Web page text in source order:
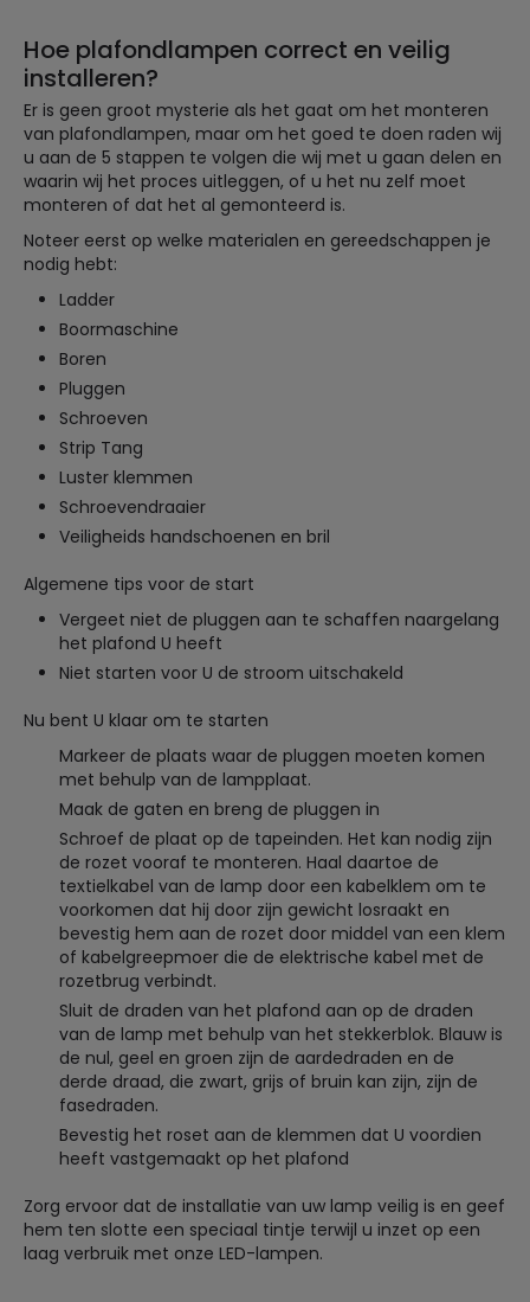
Hoe plafondlampen correct en veilig
installeren?
Er is geen groot mysterie als het gaat om het monteren
van plafondlampen, maar om het goed te doen raden wij
u aan de 5 stappen te volgen die wij met u gaan delen en
waarin wij het proces uitleggen, of u het nu zelf moet
monteren of dat het al gemonteerd is.
Noteer eerst op welke materialen en gereedschappen je
nodig hebt:
Ladder
Boormaschine
Boren
Pluggen
Schroeven
Strip Tang
Luster klemmen
Schroevendraaier
Veiligheids handschoenen en bril
Algemene tips voor de start
Vergeet niet de pluggen aan te schaffen naargelang
het plafond U heeft
Niet starten voor U de stroom uitschakeld
Nu bent U klaar om te starten
Markeer de plaats waar de pluggen moeten komen
met behulp van de lampplaat.
Maak de gaten en breng de pluggen in
Schroef de plaat op de tapeinden. Het kan nodig zijn
de rozet vooraf te monteren. Haal daartoe de
textielkabel van de lamp door een kabelklem om te
voorkomen dat hij door zijn gewicht losraakt en
bevestig hem aan de rozet door middel van een klem
of kabelgreepmoer die de elektrische kabel met de
rozetbrug verbindt.
Sluit de draden van het plafond aan op de draden
van de lamp met behulp van het stekkerblok. Blauw is
de nul, geel en groen zijn de aardedraden en de
derde draad, die zwart, grijs of bruin kan zijn, zijn de
fasedraden.
Bevestig het roset aan de klemmen dat U voordien
heeft vastgemaakt op het plafond
Zorg ervoor dat de installatie van uw lamp veilig is en geef
hem ten slotte een speciaal tintje terwijl u inzet op een
laag verbruik met onze LED-lampen.